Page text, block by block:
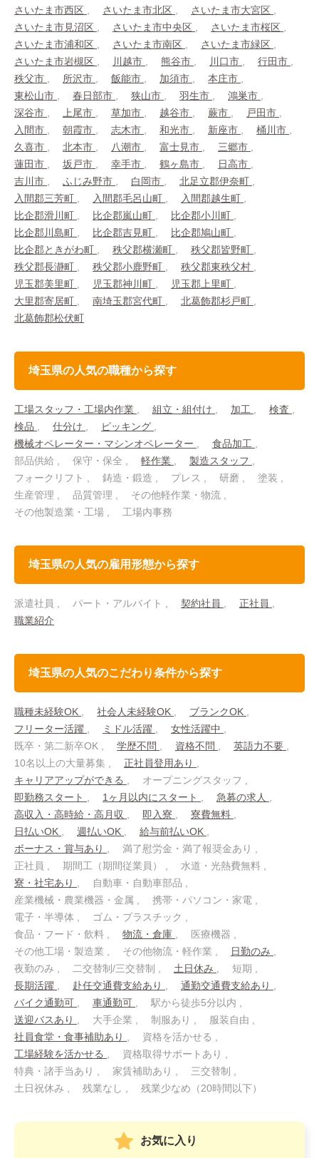
さいたま市西区 さいたま市北区
さいたま市大宮区
さいたま市見沼区
さいたま市中央区
さいたま市桜区
さいたま市浦和区
さいたま市南区
さいたま市緑区
さいたま市岩槻区
川越市 熊谷市 川口市
行田市
秩父市
所沢市 飯能市 加須市
本庄市
東松山市
春日部市 狭山市 羽生市
鴻巣市
深谷市
上尾市 草加市 越谷市 蕨市
戸田市
入間市
朝霞市 志木市 和光市 新座市
桶川市
久喜市
北本市 八潮市 富士見市
三郷市
蓮田市
坂戸市 幸手市 鶴ヶ島市
日高市
吉川市
ふじみ野市 白岡市
北足立郡伊奈町
入間郡三芳町
入間郡毛呂山町
入間郡越生町
比企郡滑川町
比企郡嵐山町
比企郡小川町
比企郡川島町
比企郡吉見町
比企郡鳩山町
比企郡ときがわ町
秩父郡横瀬町
秩父郡皆野町
秩父郡長瀞町
秩父郡小鹿野町
秩父郡東秩父村
児玉郡美里町
児玉郡神川町
児玉郡上里町
大里郡寄居町
南埼玉郡宮代町
北葛飾郡杉戸町
北葛飾郡松伏町
埼玉県の人気の職種から探す
工場スタッフ・工場内作業 組立・組付け 加工
検査
検品
仕分け
ピッキング
機械オペレーター・マシンオペレーター
食品加工
部品供給
保守・保全 軽作業
製造スタッフ
フォークリフト
鋳造・鍛造 プレス 研磨
塗装
生産管理
品質管理
その他軽作業・物流
その他製造業・工場
工場内事務
埼玉県の人気の雇用形態から探す
派遣社員 パート・アルバイト 契約社員
正社員
職業紹介
埼玉県の人気のこだわり条件から探す
職種未経験OK 社会人未経験OK
ブランクOK
フリーター活躍
ミドル活躍
女性活躍中
既卒・第二新卒OK
学歴不問 資格不問
英語力不要
10名以上の大量募集
正社員登用あり
キャリアアップができる
オープニングスタッフ
即勤務スタート
1ヶ月以内にスタート
急募の求人
高収入・高時給・高月収
即入寮
寮費無料
日払いOK
週払いOK
給与前払いOK
ボーナス・賞与あり
満了慰労金・満了報奨金あり
正社員
期間工（期間従業員）
水道・光熱費無料
寮・社宅あり
自動車・自動車部品
産業機械・農業機器・金属
携帯・パソコン・家電
電子・半導体
ゴム・プラスチック
食品・フード・飲料
物流・倉庫
医療機器
その他工場・製造業
その他物流・軽作業
日勤のみ
夜勤のみ
二交替制/三交替制 土日休み
短期
長期活躍
赴任交通費支給あり
通勤交通費支給あり
バイク通勤可
車通勤可
駅から徒歩5分以内
送迎バスあり
大手企業 制服あり
服装自由
社員食堂・食事補助あり
資格を活かせる
工場経験を活かせる
資格取得サポートあり
特典・諸手当あり
家賃補助あり
三交替制
土日祝休み
残業なし 残業少なめ（20時間以下）
お気に入り